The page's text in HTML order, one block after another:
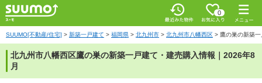
0
SUUMO[不動産/住宅] > 新築一戸建て > 福岡県 > 北九州市 > 北九州市八幡西区 > 鷹の巣の新築
北九州市八幡西区鷹の巣の新築一戸建て・建売購入情報｜2026年8
月